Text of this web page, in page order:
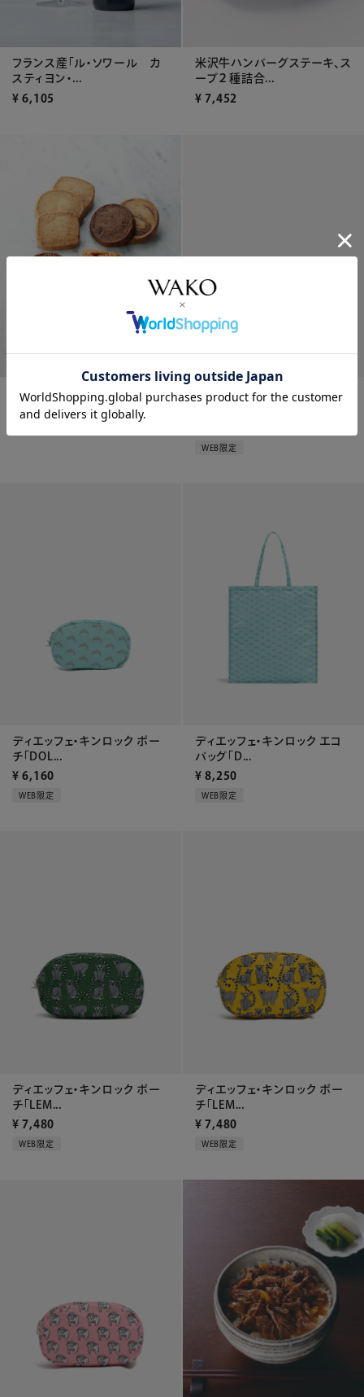
フランス産「ル・ソワール カ
スティヨン・...
¥ 6,105
米沢牛ハンバーグステーキ、ス
ープ２種詰合...
¥ 7,452
アラベスククッキー *
5,940
ディエッフェ・キンロック ポー
チ「DOL...
WEB限定
ディエッフェ・キンロック ポー
チ「DOL...
¥ 6,160
WEB限定
ディエッフェ・キンロック エコ
バッグ「D...
¥ 8,250
WEB限定
ディエッフェ・キンロック ポー
チ「LEM...
¥ 7,480
WEB限定
ディエッフェ・キンロック ポー
チ「LEM...
¥ 7,480
WEB限定